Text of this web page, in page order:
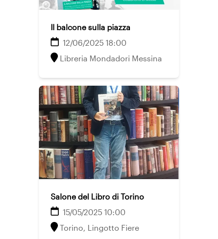
Il balcone sulla piazza
12/06/2025 18:00
Libreria Mondadori Messina
Salone del Libro di Torino
15/05/2025 10:00
Torino, Lingotto Fiere